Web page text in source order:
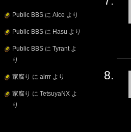
Public BBS に Aice より
Public BBS に Hasu より
Public BBS に Tyrantよ
り
家腐り に airrr より
家腐り に TetsuyaNX よ
り